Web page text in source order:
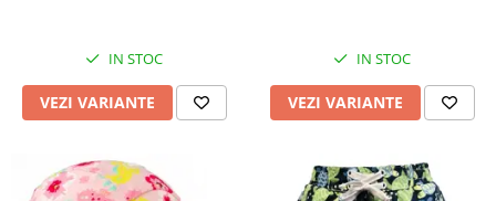
IN STOC
VEZI VARIANTE
IN STOC
VEZI VARIANTE